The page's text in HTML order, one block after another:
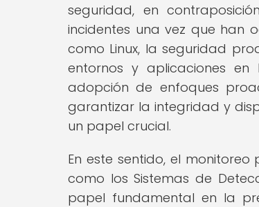
seguridad, en
incidentes una vez que han
como Linux, la seguridad
entornos y aplicaciones
adopción de enfoques
garantizar la integridad y
un papel crucial.
En este sentido, el
como los Sistemas de
papel fundamental en la